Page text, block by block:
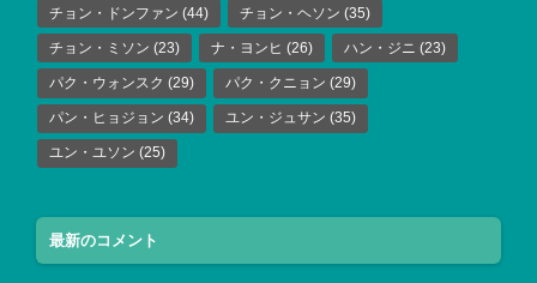
チョン・ドンファン (44) チョン・ヘソン (35)
チョン・ミソン (23) ナ・ヨンヒ (26) ハン・ジニ (23)
パク・ウォンスク (29) パク・クニョン (29)
パン・ヒョジョン (34) ユン・ジュサン (35)
ユン・ユソン (25)
最新のコメント